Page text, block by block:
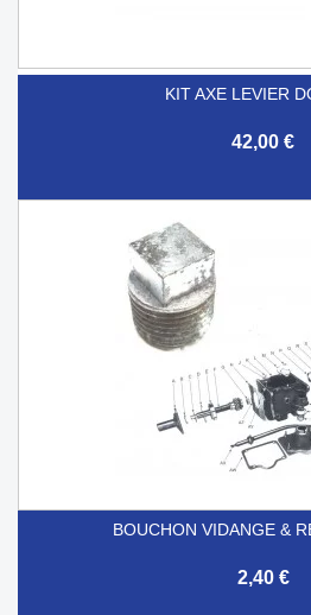
KIT AXE LEVIER
42,00 €
BOUCHON VIDANGE &
2,40 €